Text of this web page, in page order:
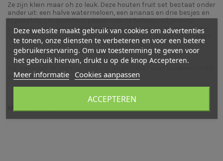
Ze zijn klein maar oh zo leuk. Deze houten fruit set bestaat onder
ander uit: een halve watermeloen, een ananas en drie besjes en
is geweldig om eindeloos plezier mee te beleven. Of je er nu
keukentje mee wilt spelen, een restaurant na wil bouwen of een
"gezonde" mandala mee wilt neerleggen, dit is de set die je zoekt!
Maat besjes: 1,7 cm doorsnede
de drie jaar.
Deze website maakt gebruik van cookies om advertenties
te tonen, onze diensten te verbeteren en voor een betere
gebruikerservaring. Om uw toestemming te geven voor
het gebruik hiervan, drukt u op de knop Accepteren.
Meer informatie Cookies aanpassen
ACCEPTEREN